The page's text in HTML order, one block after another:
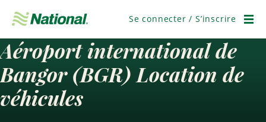
navigation
Se connecter / S’inscrire
Aéroport international de
Bangor (BGR) Location de
véhicules